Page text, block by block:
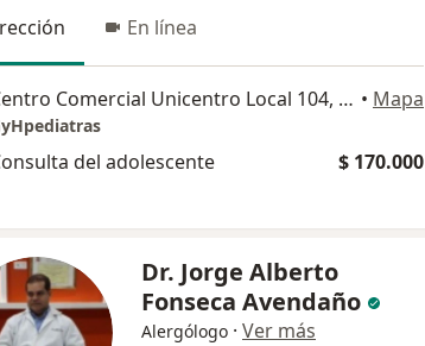
En línea
Centro Comercial Unicentro Local 104, Valledupar • Mapa
del adolescente $ 170.000
Dr. Jorge Alberto
Fonseca Avendaño
Alergólogo · Ver más